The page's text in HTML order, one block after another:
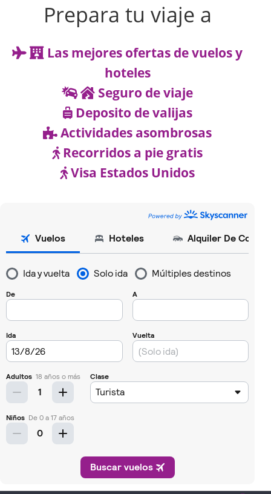
Prepara tu viaje a
Las mejores ofertas de vuelos y
hoteles
Seguro de viaje
Deposito de valijas
Actividades asombrosas
Recorridos a pie gratis
Visa Estados Unidos